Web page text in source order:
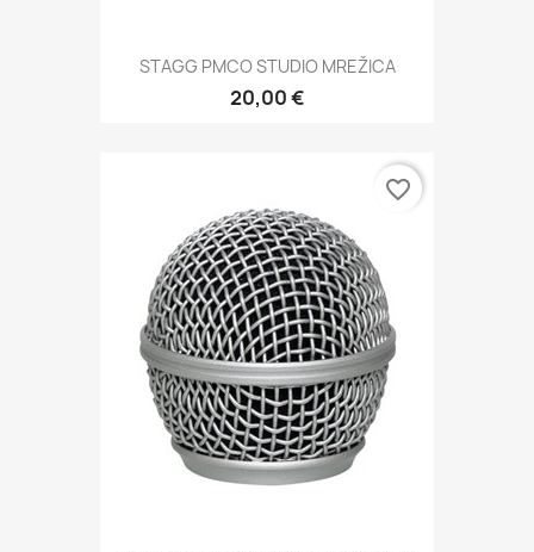
STAGG PMCO STUDIO MREŽICA
20,00 €
favorite_border